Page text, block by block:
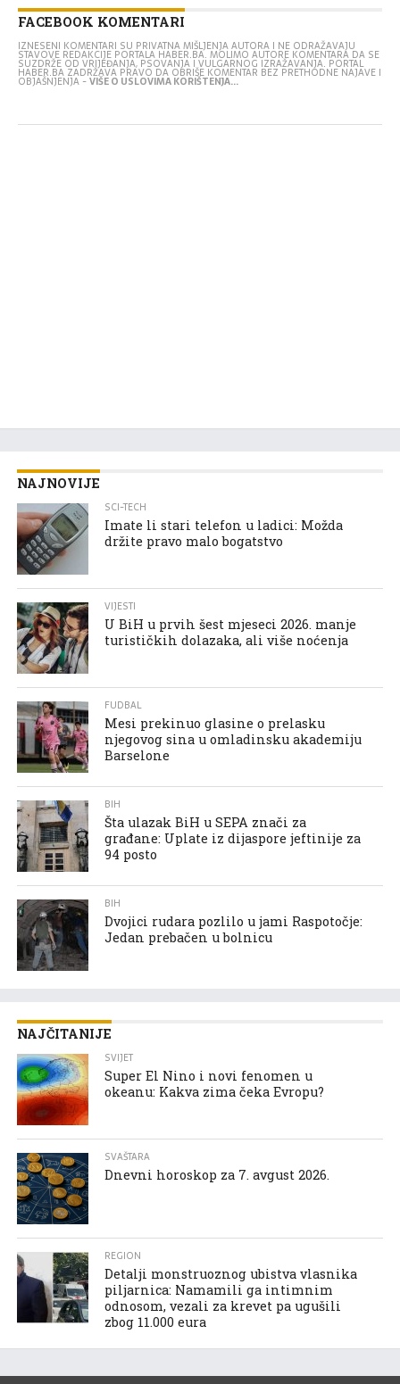
FACEBOOK KOMENTARI
IZNESENI KOMENTARI SU PRIVATNA MIŠLJENJA AUTORA I NE ODRAŽAVAJU
STAVOVE REDAKCIJE PORTALA HABER.BA. MOLIMO AUTORE KOMENTARA DA SE
SUZDRŽE OD VRIJEĐANJA, PSOVANJA I VULGARNOG IZRAŽAVANJA. PORTAL
HABER.BA ZADRŽAVA PRAVO DA OBRIŠE KOMENTAR BEZ PRETHODNE NAJAVE I
OBJAŠNJENJA -VIŠE O USLOVIMA KORIŠTENJA...
NAJNOVIJE
SCI-TECH
Imate li stari telefon u ladici: Možda
držite pravo malo bogatstvo
VIJESTI
U BiH u prvih šest mjeseci 2026. manje
turističkih dolazaka, ali više noćenja
FUDBAL
Mesi prekinuo glasine o prelasku
njegovog sina u omladinsku akademiju
Barselone
BIH
Šta ulazak BiH u SEPA znači za
građane: Uplate iz dijaspore jeftinije za
94 posto
BIH
Dvojici rudara pozlilo u jami Raspotočje:
Jedan prebačen u bolnicu
NAJČITANIJE
SVIJET
Super El Nino i novi fenomen u
okeanu: Kakva zima čeka Evropu?
SVAŠTARA
Dnevni horoskop za 7. avgust 2026.
REGION
Detalji monstruoznog ubistva vlasnika
piljarnica: Namamili ga intimnim
odnosom, vezali za krevet pa ugušili
zbog 11.000 eura